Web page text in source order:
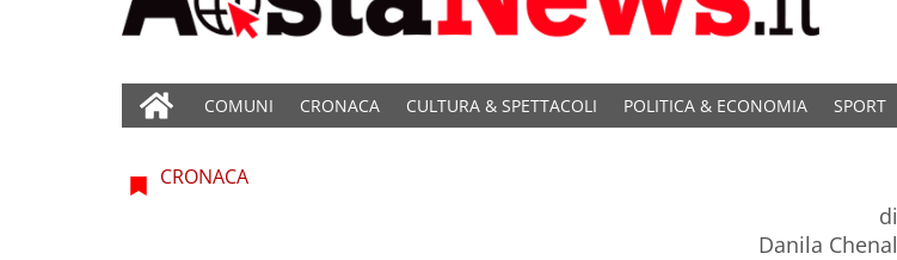
COMUNI CRONACA CULTURA & SPETTACOLI POLITICA & ECONOMIA SPORT
CRONACA
di
Danila Chenal